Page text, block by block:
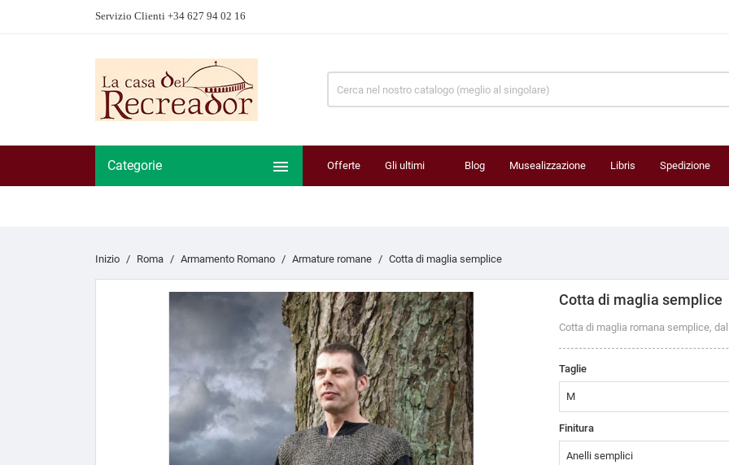
Servizio Clienti +34 627 94 02 16
Categorie  Offerte Gli ultimi Blog Musealizzazione Libris Spedizione
Inizio Roma Armamento Romano Armature romane Cotta di maglia semplice
Cotta di maglia semplice
Cotta di maglia romana semplice,
Taglie
Finitura